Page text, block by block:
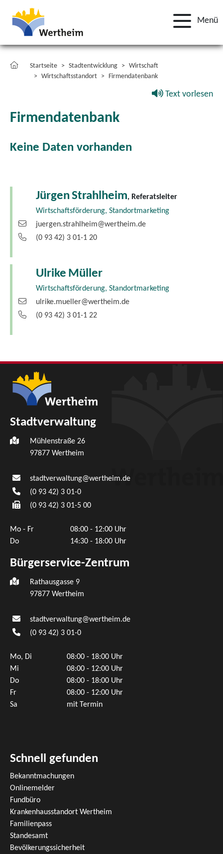
Menü
Startseite Stadtentwicklung
Wirtschaft
Wirtschaftsstandort
Firmendatenbank
Text vorlesen
Firmendatenbank
Keine Daten vorhanden
JürgenStrahlheim, Referatsleiter
Wirtschaftsförderung, Standortmarketing
juergen.strahlheim@wertheim.de
(0 93 42) 3 01-1 20
Ulrike Müller
Wirtschaftsförderung, Standortmarketing
ulrike.mueller@wertheim.de
(0 93 42) 3 01-1 22
Stadtverwaltung
Mühlenstraße 26
97877 Wertheim
stadtverwaltung@wertheim.de
(0 93 42) 3 01-0
(0 93 42) 3 01-5 00
Mo - Fr
08:00 - 12:00 Uhr
Do
14:30 - 18:00 Uhr
Bürgerservice-Zentrum
Rathausgasse 9
97877 Wertheim
stadtverwaltung@wertheim.de
(0 93 42) 3 01-0
Mo, Di
08:00 - 18:00 Uhr
Mi
08:00 - 12:00 Uhr
Do
08:00 - 18:00 Uhr
Fr
08:00 - 12:00 Uhr
Sa
mit Termin
Schnell gefunden
Bekanntmachungen
Onlinemelder
Fundbüro
Krankenhausstandort Wertheim
Familienpass
Standesamt
Bevölkerungssicherheit